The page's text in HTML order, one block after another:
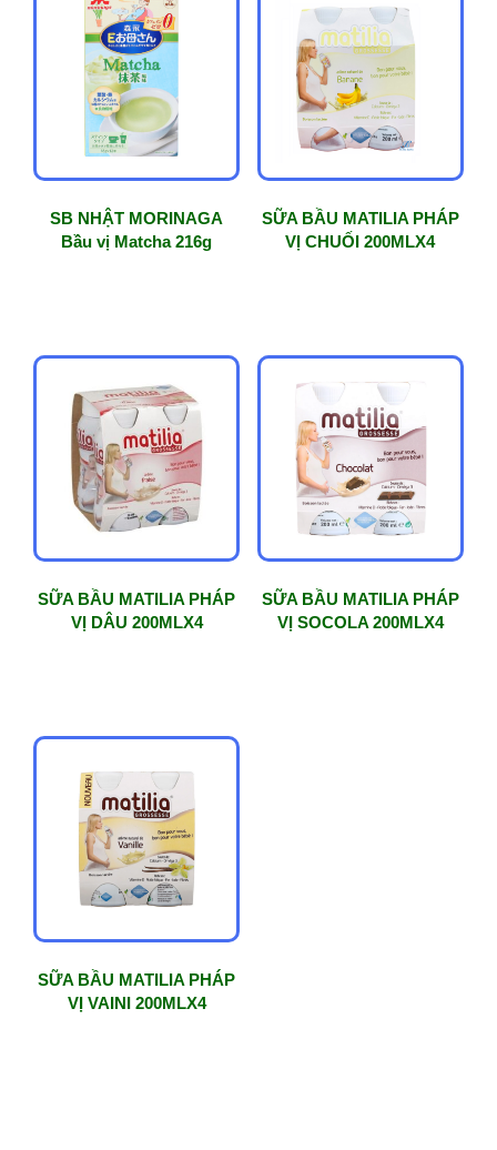
SB NHẬT MORINAGA
Bầu vị Matcha 216g
SỮA BẦU MATILIA PHÁP
VỊ CHUỐI 200MLX4
SỮA BẦU MATILIA PHÁP
VỊ DÂU 200MLX4
SỮA BẦU MATILIA PHÁP
VỊ SOCOLA 200MLX4
SỮA BẦU MATILIA PHÁP
VỊ VAINI 200MLX4